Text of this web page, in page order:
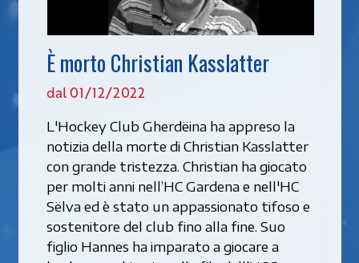
È morto Christian Kasslatter
dal 01/12/2022
L'Hockey Club Gherdëina ha appreso la
notizia della morte di Christian Kasslatter
con grande tristezza. Christian ha giocato
per molti anni nell’HC Gardena e nell'HC
Sëlva ed è stato un appassionato tifoso e
sostenitore del club fino alla fine. Suo
figlio Hannes ha imparato a giocare a